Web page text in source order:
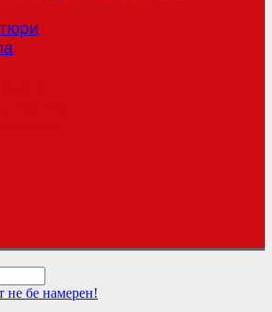
не бе намерен!